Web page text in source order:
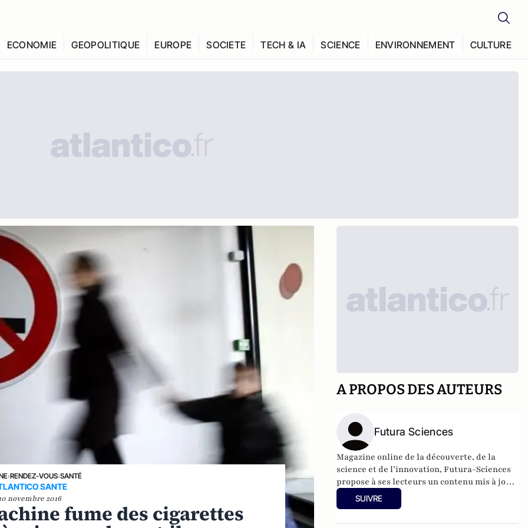
ECONOMIE GEOPOLITIQUE EUROPE SOCIETE TECH & IA SCIENCE ENVIRONNEMENT CULTURE
›RENDEZ-VOUS›SANTÉ
SANTE
novembre 2016
fume des cigarettes
A PROPOS DES AUTEURS
Futura Sciences
Magazine online de la découverte, de la
science et de l’innovation,Futura-Sciences
propose à ses lecteurs un contenu mis à jour
en permanence et richement illustré.
SUIVRE